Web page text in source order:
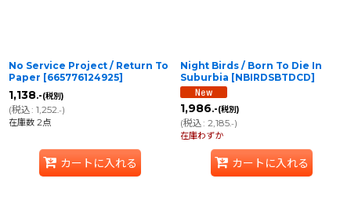
No Service Project / Return To
Paper [665776124925]
1,138.-(税別)
(税込: 1,252 .-)
在庫数 2点
カートに入れる
Night Birds / Born To Die In
Suburbia [NBIRDSBTDCD]
1,986.-(税別)
(税込: 2,185.-)
在庫わずか
カートに入れる